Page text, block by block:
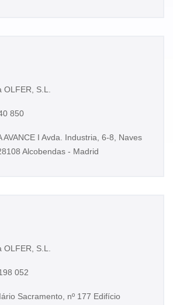
S.L.
850
AVANCE I Avda. Industria, 6-8, Naves
Alcobendas - Madrid
S.L.
052
Sacramento, nº 177 Edifício